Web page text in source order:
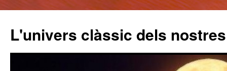
L'univers clàssic dels